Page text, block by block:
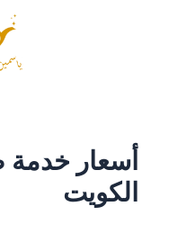
أسعار خدمة
الكويت